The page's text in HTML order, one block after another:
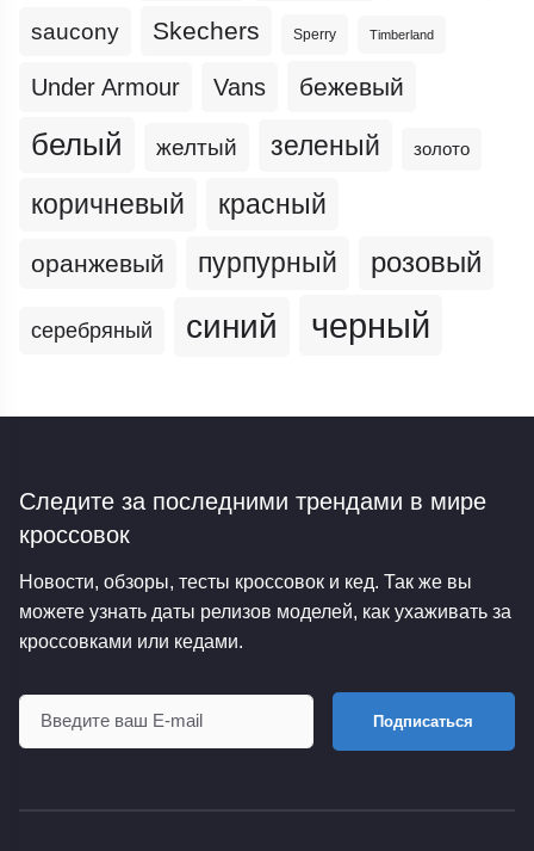
saucony Skechers Sperry Timberland
Under Armour Vans бежевый
белый желтый зеленый золото
коричневый красный
оранжевый пурпурный розовый
серебряный синий черный
Следите за последними трендами в мире
кроссовок
Новости, обзоры, тесты кроссовок и кед. Так же вы
можете узнать даты релизов моделей, как ухаживать за
кроссовками или кедами.
Подписаться